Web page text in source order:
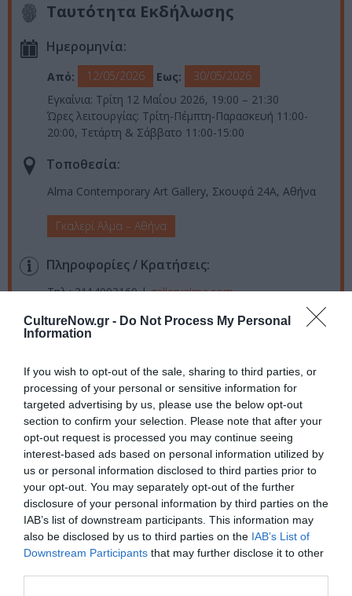
CultureNow.gr - Do Not Process My Personal
Information
If you wish to opt-out of the sale, sharing to third parties, or
processing of your personal or sensitive information for
targeted advertising by us, please use the below opt-out
section to confirm your selection. Please note that after your
opt-out request is processed you may continue seeing
interest-based ads based on personal information utilized by
us or personal information disclosed to third parties prior to
your opt-out. You may separately opt-out of the further
disclosure of your personal information by third parties on the
IAB’s list of downstream participants. This information may
also be disclosed by us to third parties on the IAB’s List of
Downstream Participants that may further disclose it to other
Ταυτότητα Εκδήλωσης
Ημερομηνία:
Από: 12/05/2026 Εως:
30/05/2026
Εγκαίνια: Τρίτη 12 Μαΐου 2026, 19:00 – 21:30
Ώρες λειτουργίας: Τρίτη-Πέμπτη-Παρασκευή 11:00-
20:00, Τετάρτη & Σάββατο 11:00-15:00
Τοποθεσία:
Alma Contemporary Art Gallery, Σκουφά 24Α, Αθήνα
Γκαλερί Άλμα – Αθήνα
Πληροφορίες / Κρατήσεις:
Τηλ.: 2114003160 |galleryalma.com
Ακολουθήστε το Culturenow.gr στο
Δείτε όλα τατελευταία νέαγια την Τέχνη και τον
Πολιτισμό στοCulturenow.gr
Νέοι Διαγωνισμοί❯
Tags
ΑΠΟΣΤΟΛΟΣ ΓΕΩΡΓΙΟΥ
ΒΛΑΣΗΣ ΚΑΝΙΑΡΗΣ
ΓΚΑΛΕΡΙ ΤΕΧΝΗΣ - ΑΙΘΟΥΣΕΣ ΤΕΧΝΗΣ
ΔΗΜΗΤΡΗΣ ΜΥΤΑΡΑΣ